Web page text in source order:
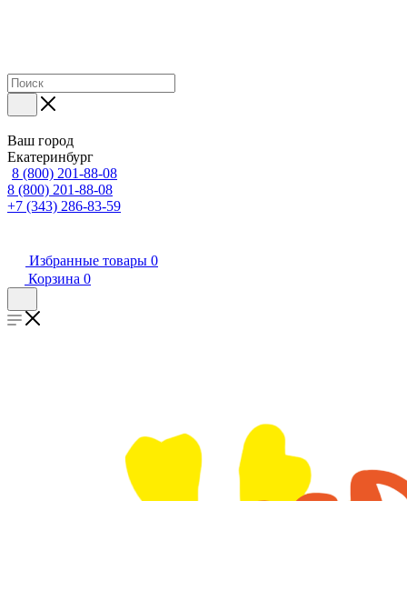
Ваш город
Екатеринбург
8 (800) 201-88-08
8 (800) 201-88-08
+7 (343) 286-83-59
Избранные товары 0
Корзина 0